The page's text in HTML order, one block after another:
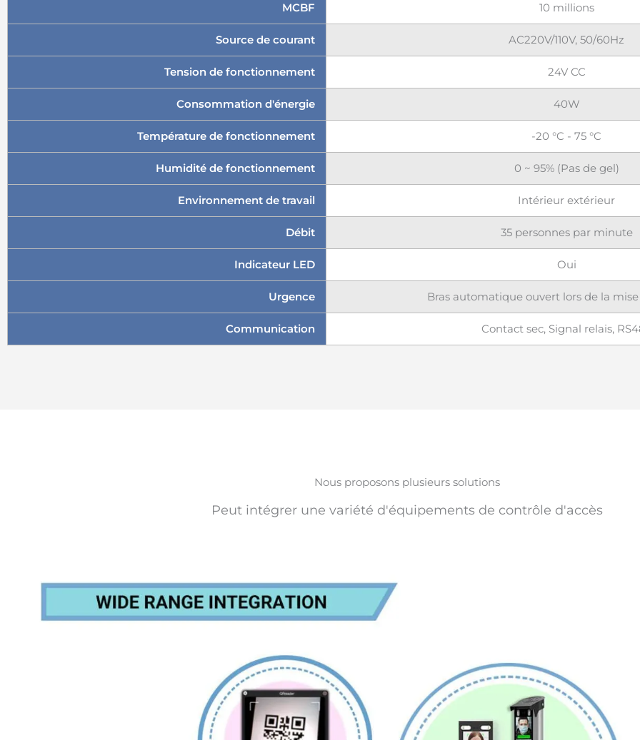
MCBF 10 millions
Source de courant AC220V/110V, 50/60Hz
Tension de fonctionnement 24V CC
Consommation d'énergie 40W
Température de fonctionnement -20 °C - 75 °C
Humidité de fonctionnement 0 ~ 95% (Pas de gel)
Environnement de travail Intérieur extérieur
Débit 35 personnes par minute
Indicateur LED Oui
Urgence Bras automatique ouvert lors de la
Communication Contact sec, Signal relais,
Nous proposons plusieurs solutions
Peut intégrer une variété d'équipements de contrôle d'accès